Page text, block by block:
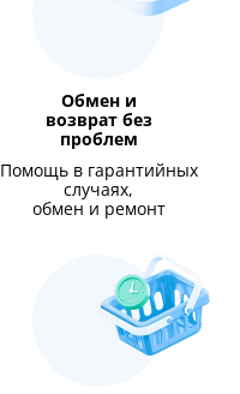
Обмен и
возврат без
проблем
Помощь в гарантийных
случаях,
обмен и ремонт